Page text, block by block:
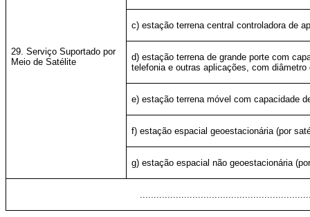
29. Serviço Suportado por
Meio de Satélite
c) estação terrena central controladora de
d) estação terrena de grande porte com
telefonia e outras aplicações, com
e) estação terrena móvel com capacidade
f) estação espacial geoestacionária (por
g) estação espacial não geoestacionária